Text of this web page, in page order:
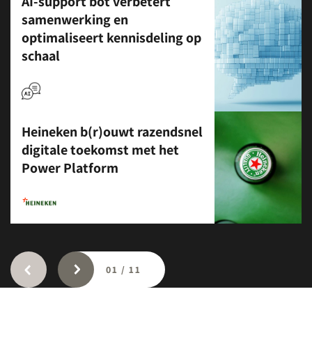
samenwerking en
optimaliseert kennisdeling op
schaal
Heineken b(r)ouwt razendsnel
digitale toekomst met het
Power Platform
01 / 11